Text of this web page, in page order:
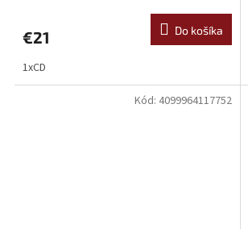
€21 Do košíka
1xCD
Kód: 4099964117752